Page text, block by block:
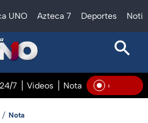
UNO Azteca 7 Deportes
7 Videos Notas En vivo En
Nota